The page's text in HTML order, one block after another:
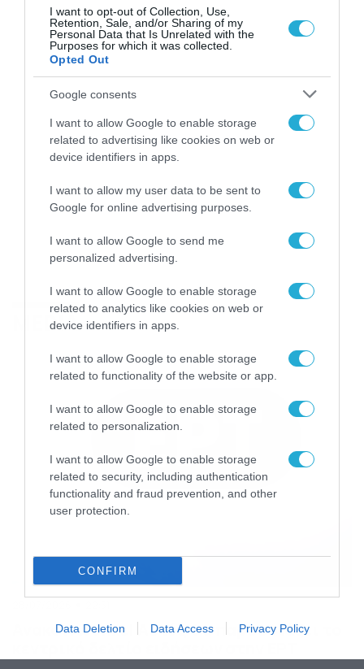
I want to opt-out of Collection, Use,
Retention, Sale, and/or Sharing of my
Personal Data that Is Unrelated with the
Purposes for which it was collected.
Opted Out
Google consents
I want to allow Google to enable storage
related to advertising like cookies on web or
device identifiers in apps.
I want to allow my user data to be sent to
Google for online advertising purposes.
I want to allow Google to send me
personalized advertising.
I want to allow Google to enable storage
related to analytics like cookies on web or
device identifiers in apps.
I want to allow Google to enable storage
related to functionality of the website or app.
I want to allow Google to enable storage
related to personalization.
I want to allow Google to enable storage
related to security, including authentication
functionality and fraud prevention, and other
user protection.
CONFIRM
Data Deletion Data Access Privacy Policy
MEDIA
Ανακοινώθηκε! Αυτός θα παρουσιάζει το